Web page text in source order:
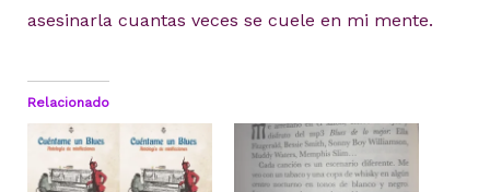
asesinarla cuantas veces se cuele en mi mente.
Relacionado